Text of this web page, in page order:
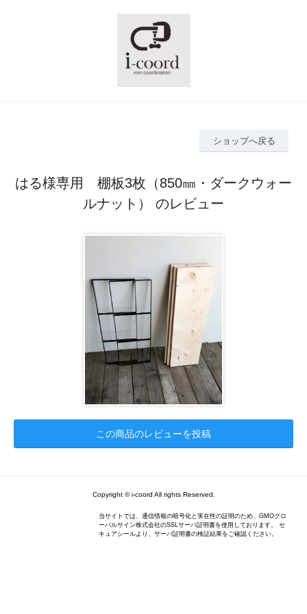
ショップへ戻る
はる様専用 棚板3枚（850㎜・ダークウォー
ルナット） のレビュー
この商品のレビューを投稿
Copyright © i-coord All rights Reserved.
当サイトでは、通信情報の暗号化と実在性の証明のため、GMOグロ
ーバルサイン株式会社のSSLサーバ証明書を使用しております。 セ
キュアシールより、サーバ証明書の検証結果をご確認ください。